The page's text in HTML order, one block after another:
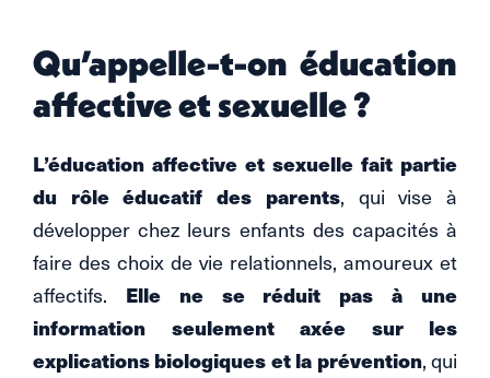
Qu’appelle-t-on éducation
affective et sexuelle ?
L’éducation affective et sexuelle fait partie
du rôle éducatif des parents, qui vise à
développer chez leurs enfants des capacités à
faire des choix de vie relationnels, amoureux et
affectifs. Elle ne se réduit pas à une
information seulement axée sur les
explications biologiques et la prévention, qui